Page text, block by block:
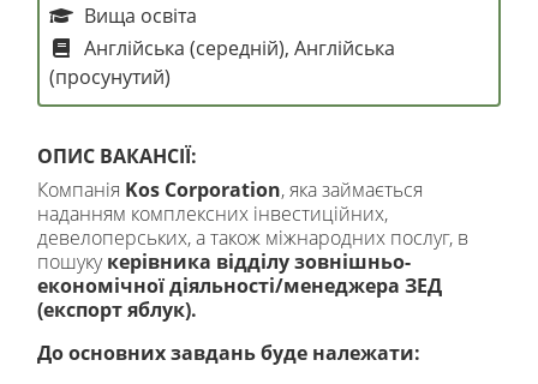
Вища освіта
Англійська (середній), Англійська
(просунутий)
ОПИС ВАКАНСІЇ:
Компанія Kos Corporation, яка займається
наданням комплексних інвестиційних,
девелоперських, а також міжнародних послуг, в
пошукукерівника відділузовнішньо-
економічної діяльності/менеджера ЗЕД
(експорт яблук).
До основних завдань буде належати: